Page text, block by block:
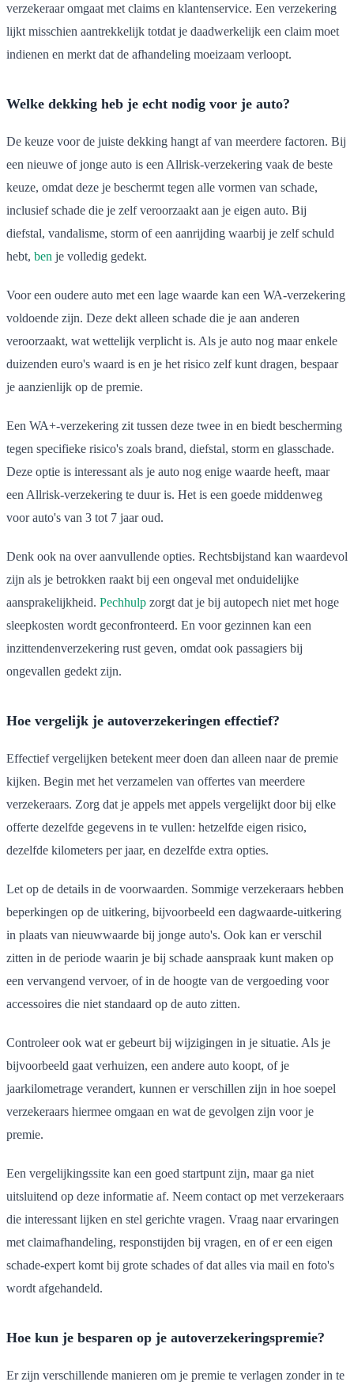
verzekeraar omgaat met claims en klantenservice. Een verzekering
lijkt misschien aantrekkelijk totdat je daadwerkelijk een claim moet
indienen en merkt dat de afhandeling moeizaam verloopt.
Welke dekking heb je echt nodig voor je auto?
De keuze voor de juiste dekking hangt af van meerdere factoren. Bij
een nieuwe of jonge auto is een Allrisk-verzekering vaak de beste
keuze, omdat deze je beschermt tegen alle vormen van schade,
inclusief schade die je zelf veroorzaakt aan je eigen auto. Bij
diefstal, vandalisme, storm of een aanrijding waarbij je zelf schuld
hebt, ben je volledig gedekt.
Voor een oudere auto met een lage waarde kan een WA-verzekering
voldoende zijn. Deze dekt alleen schade die je aan anderen
veroorzaakt, wat wettelijk verplicht is. Als je auto nog maar enkele
duizenden euro's waard is en je het risico zelf kunt dragen, bespaar
je aanzienlijk op de premie.
Een WA+-verzekering zit tussen deze twee in en biedt bescherming
tegen specifieke risico's zoals brand, diefstal, storm en glasschade.
Deze optie is interessant als je auto nog enige waarde heeft, maar
een Allrisk-verzekering te duur is. Het is een goede middenweg
voor auto's van 3 tot 7 jaar oud.
Denk ook na over aanvullende opties. Rechtsbijstand kan waardevol
zijn als je betrokken raakt bij een ongeval met onduidelijke
aansprakelijkheid. Pechhulp zorgt dat je bij autopech niet met hoge
sleepkosten wordt geconfronteerd. En voor gezinnen kan een
inzittendenverzekering rust geven, omdat ook passagiers bij
ongevallen gedekt zijn.
Hoe vergelijk je autoverzekeringen effectief?
Effectief vergelijken betekent meer doen dan alleen naar de premie
kijken. Begin met het verzamelen van offertes van meerdere
verzekeraars. Zorg dat je appels met appels vergelijkt door bij elke
offerte dezelfde gegevens in te vullen: hetzelfde eigen risico,
dezelfde kilometers per jaar, en dezelfde extra opties.
Let op de details in de voorwaarden. Sommige verzekeraars hebben
beperkingen op de uitkering, bijvoorbeeld een dagwaarde-uitkering
in plaats van nieuwwaarde bij jonge auto's. Ook kan er verschil
zitten in de periode waarin je bij schade aanspraak kunt maken op
een vervangend vervoer, of in de hoogte van de vergoeding voor
accessoires die niet standaard op de auto zitten.
Controleer ook wat er gebeurt bij wijzigingen in je situatie. Als je
bijvoorbeeld gaat verhuizen, een andere auto koopt, of je
jaarkilometrage verandert, kunnen er verschillen zijn in hoe soepel
verzekeraars hiermee omgaan en wat de gevolgen zijn voor je
premie.
Een vergelijkingssite kan een goed startpunt zijn, maar ga niet
uitsluitend op deze informatie af. Neem contact op met verzekeraars
die interessant lijken en stel gerichte vragen. Vraag naar ervaringen
met claimafhandeling, responstijden bij vragen, en of er een eigen
schade-expert komt bij grote schades of dat alles via mail en foto's
wordt afgehandeld.
Hoe kun je besparen op je autoverzekeringspremie?
Er zijn verschillende manieren om je premie te verlagen zonder in te